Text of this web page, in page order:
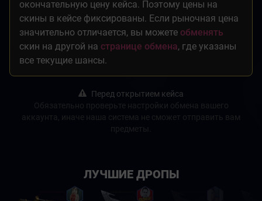
окончательную цену кейса. Поэтому цены на
скины в кейсе фиксированы. Если рыночная цена
значительно отличается, вы можете обменять
скин на другой на странице обмена, где указаны
все текущие шансы.
Перед открытием кейса
Обязательно проверьте настройки обмена вашего
аккаунта, иначе наша система не сможет отправить вам
предметы.
ЛУЧШИЕ ДРОПЫ